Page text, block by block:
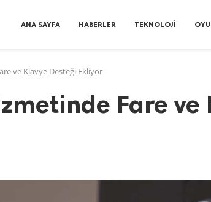
ANA SAYFA HABERLER TEKNOLOJI
ve Klavye Desteği Ekliyor
Fare ve